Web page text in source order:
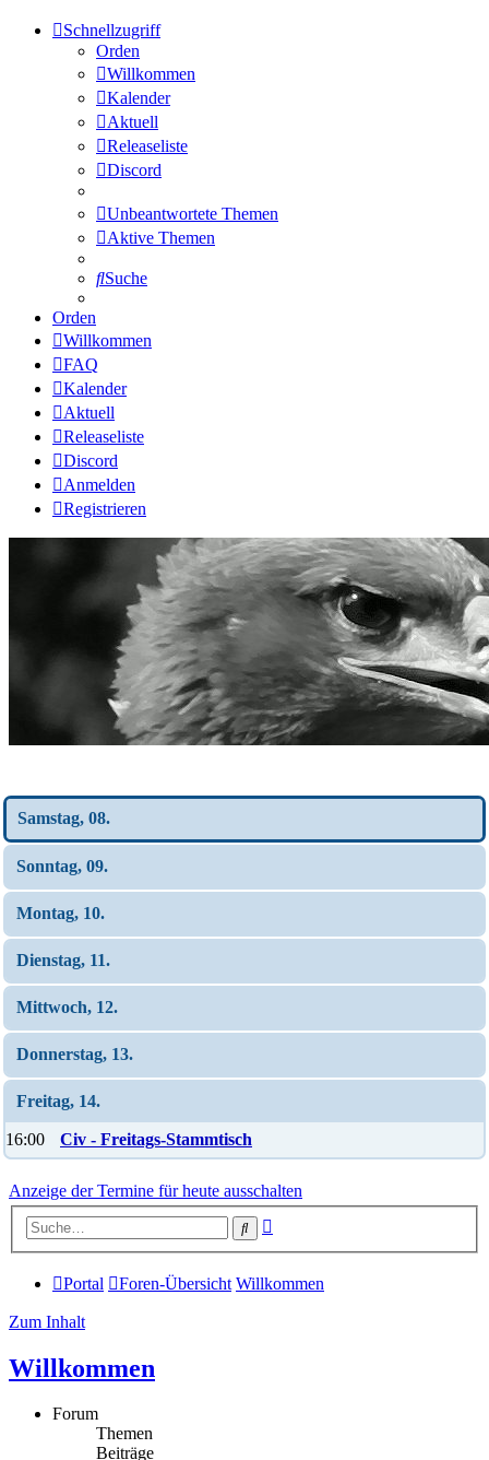
Schnellzugriff
Orden
Willkommen
Kalender
Aktuell
Releaseliste
Discord
Unbeantwortete Themen
Aktive Themen
Suche
Orden
Willkommen
FAQ
Kalender
Aktuell
Releaseliste
Discord
Anmelden
Registrieren
Samstag, 08.
Sonntag, 09.
Montag, 10.
Dienstag, 11.
Mittwoch, 12.
Donnerstag, 13.
Freitag, 14.
16:00 Civ - Freitags-Stammtisch
Anzeige der Termine für heute ausschalten
Suche
Portal Foren-Übersicht Willkommen
Zum Inhalt
Willkommen
Forum
Themen
Beiträge